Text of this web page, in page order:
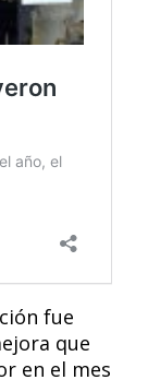
fue
que
en el mes